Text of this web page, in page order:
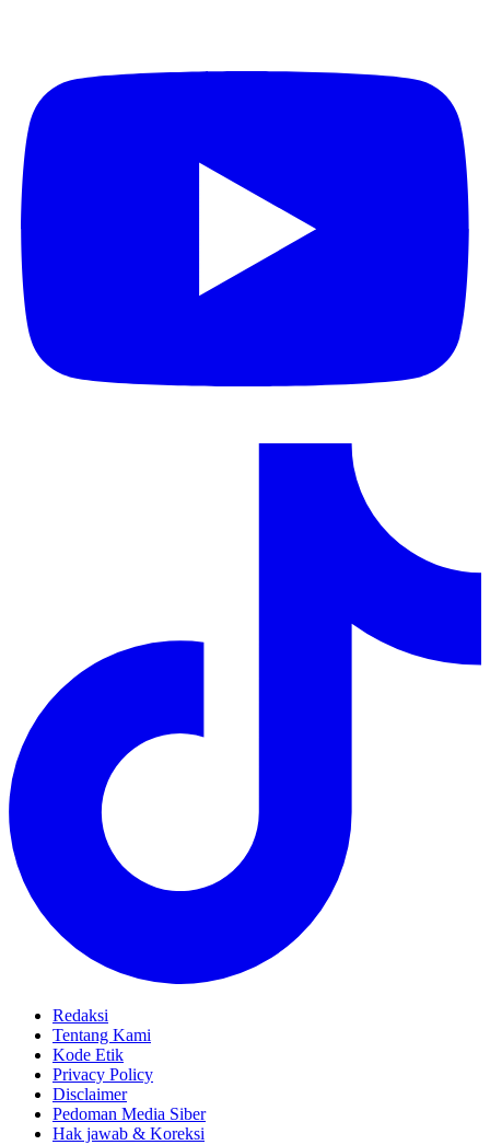
Redaksi
Tentang Kami
Kode Etik
Privacy Policy
Disclaimer
Pedoman Media Siber
Hak jawab & Koreksi